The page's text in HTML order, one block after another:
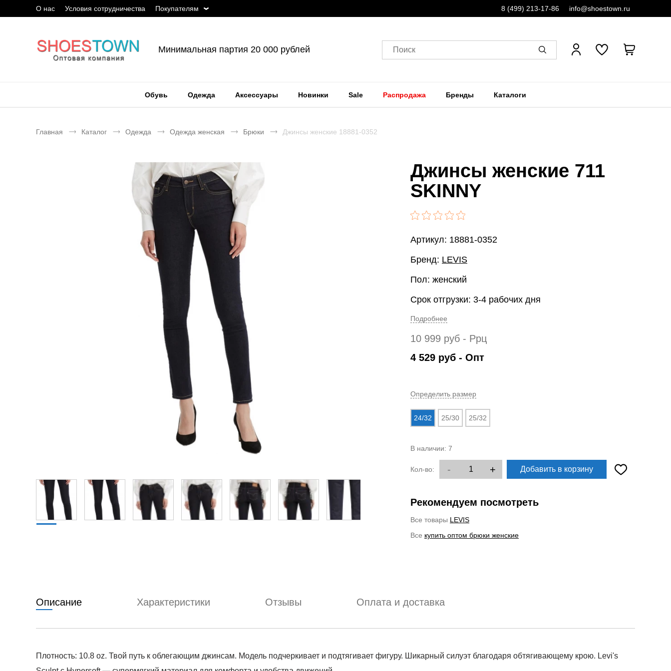
О нас Условия сотрудничества Покупателям 8 (499) 213-17-86 info@shoestown.ru
Минимальная партия 20 000 рублей Поиск
Обувь Одежда Аксессуары Новинки Sale Распродажа Бренды Каталоги
Главная Каталог Одежда Одежда женская Брюки Джинсы женские 18881-0352
Джинсы женские 711
SKINNY
Артикул: 18881-0352
Бренд: LEVIS
Пол: женский
Срок отгрузки: 3-4 рабочих дня
Подробнее
10 999 руб - Ррц
4 529 руб - Опт
Определить размер
24/32 25/30 25/32
В наличии: 7
Кол-во: - + Добавить в корзину
Рекомендуем посмотреть
Все товары LEVIS
Все купить оптом брюки женские
Описание Характеристики Отзывы Оплата и доставка
Плотность: 10.8 oz. Твой путь к облегающим джинсам. Модель подчеркивает и подтягивает фигуру. Шикарный силуэт благодаря обтягивающему крою. Levi's